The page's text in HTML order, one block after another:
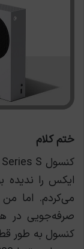
ختم کلام
ایکس را ندیده
می‌کردم. اما
صرفه‌جویی در
کنسول به طور